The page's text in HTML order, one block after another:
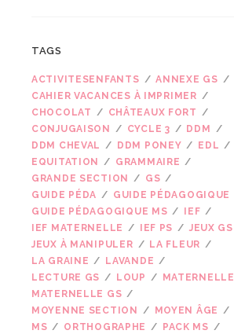
Next item
...
TAGS
ACTIVITESENFANTS
ANNEXE GS
CAHIER VACANCES À IMPRIMER
CHOCOLAT
CHÂTEAUX FORT
CONJUGAISON
CYCLE 3
DDM
DDM CHEVAL
DDM PONEY
EDL
EQUITATION
GRAMMAIRE
GRANDE SECTION
GS
GUIDE PÉDA
GUIDE PÉDAGOGIQUE
GUIDE PÉDAGOGIQUE MS
IEF
IEF MATERNELLE
IEF PS
JEUX GS
JEUX À MANIPULER
LA FLEUR
LA GRAINE
LAVANDE
LECTURE GS
LOUP
MATERNELLE
MATERNELLE GS
MOYENNE SECTION
MOYEN ÂGE
MS
ORTHOGRAPHE
PACK MS